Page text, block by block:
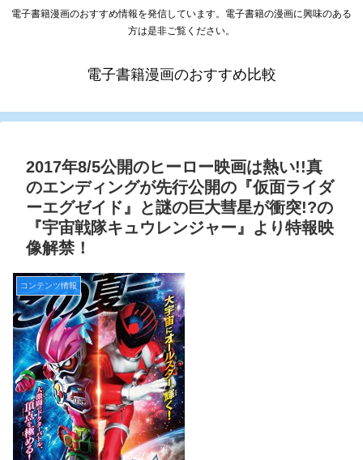
電子書籍漫画のおすすめ情報を発信しています。電子書籍の漫画に興味のある
方は是非ご覧ください。
電子書籍漫画のおすすめ比較
2017年8/5公開のヒーロー映画は熱い!!真
のエンディングが先行公開の『仮面ライダ
ーエグゼイド』と謎の巨大彗星が衝突!?の
『宇宙戦隊キュウレンジャー』より特報映
像解禁！
コンテンツ情報